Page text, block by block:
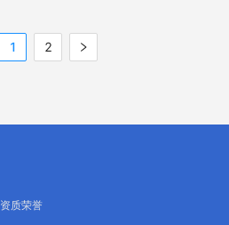
1 2
资质荣誉